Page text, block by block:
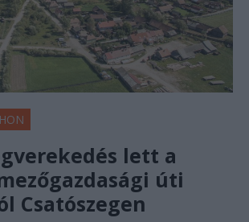
lett a
úti
Csatószegen